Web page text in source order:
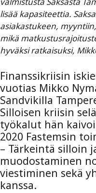
lisää kapasiteettia.
asiakastukeen,
mikä
hyväksi ratkaisuksi,
Finanssikriisin
vuotias Mikko
Sandvikilla
Silloisen kriisin
työkalut hän
2020 Fastemsin
– Tärkeintä silloin
muodostaminen
viestiminen sekä
kanssa.